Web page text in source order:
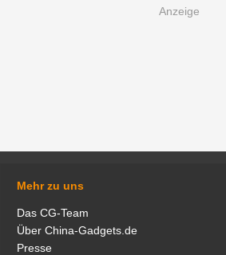
Mehr zu uns
Das CG-Team
Über China-Gadgets.de
Presse